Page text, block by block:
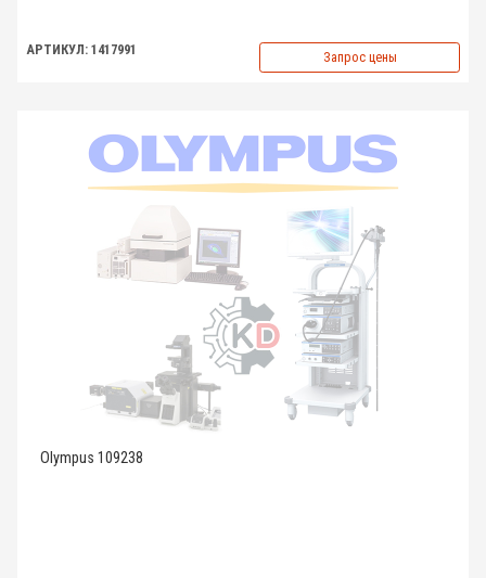
АРТИКУЛ: 1417991 Запрос цены
Olympus 109238